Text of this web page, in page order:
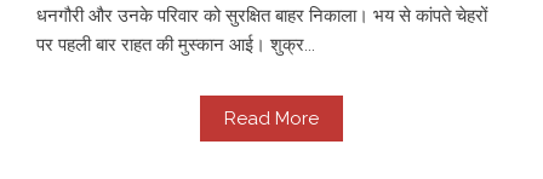
धनगौरी और उनके परिवार को सुरक्षित बाहर निकाला। भय से कांपते चेहरों
पर पहली बार राहत की मुस्कान आई। शुक्र...
Read More